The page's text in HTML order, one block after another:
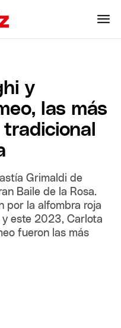
y
las más
Grimaldi de
Baile de la Rosa.
por la alfombra roja
este 2023, Carlota
fueron las más